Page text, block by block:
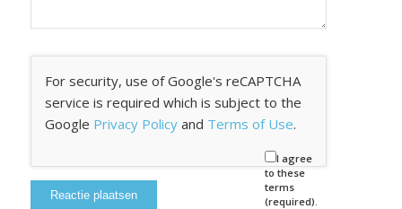
For security, use of Google's reCAPTCHA
service is required which is subject to the
Google Privacy Policyand Terms of Use.
I agree
to these
terms
(required).